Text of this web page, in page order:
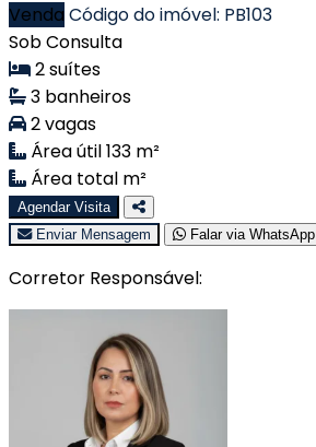
Venda Código do imóvel: PB103
Sob Consulta
2 suítes
3 banheiros
2 vagas
Área útil 133 m²
Área total m²
Agendar Visita
Enviar Mensagem
Falar via WhatsApp
Corretor Responsável: